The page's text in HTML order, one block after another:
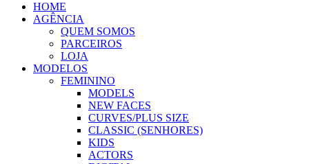
HOME
AGÊNCIA
QUEM SOMOS
PARCEIROS
LOJA
MODELOS
FEMININO
MODELS
NEW FACES
CURVES/PLUS SIZE
CLASSIC (SENHORES)
KIDS
ACTORS